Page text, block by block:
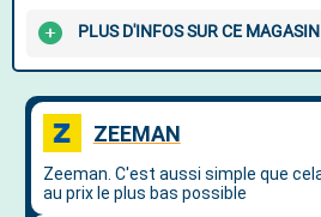
PLUS D'INFOS SUR CE MAGASIN